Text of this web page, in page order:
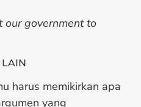
our government to
LAIN
harus memikirkan apa
yang